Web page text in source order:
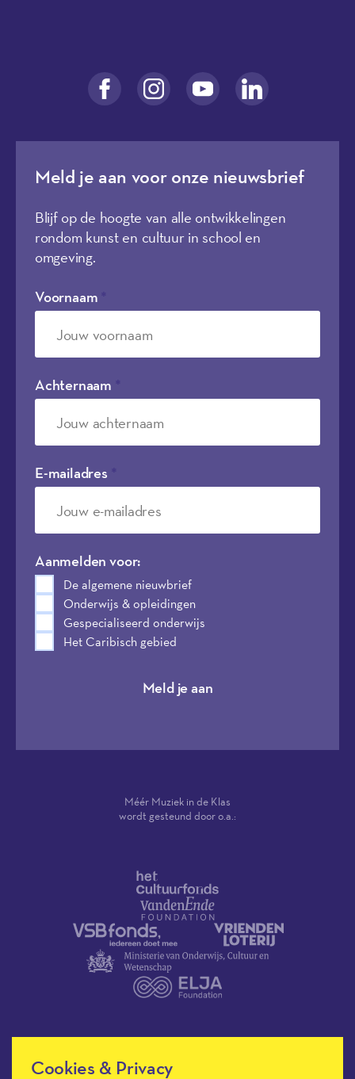
Cookies & Privacy
Meld je aan voor onze nieuwsbrief
Blijf op de hoogte van alle ontwikkelingen
rondom kunst en cultuur in school en
omgeving.
Voornaam
Achternaam
E-mailadres
Aanmelden voor:
De algemene nieuwbrief
Onderwijs & opleidingen
Gespecialiseerd onderwijs
Het Caribisch gebied
Meld je aan
Méér Muziek in de Klas
wordt gesteund door o.a.:
Méér Muziek in de Klas heeft de